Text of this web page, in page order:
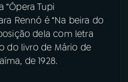
“Ópera Tupi
Rennó é “Na beira do
dela com letra
do livro de Mário de
de 1928.